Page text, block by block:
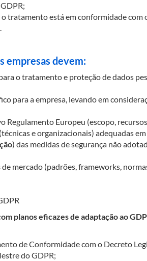
tratamento está em conformidade com
empresas devem:
o tratamento e proteção de dados
para a empresa, levando em
Regulamento Europeu (escopo,
e organizacionais) adequadas
) das medidas de segurança não
de mercado (padrões, frameworks,
planos eficazes de adaptação ao
de Conformidade com o Decreto
do GDPR;